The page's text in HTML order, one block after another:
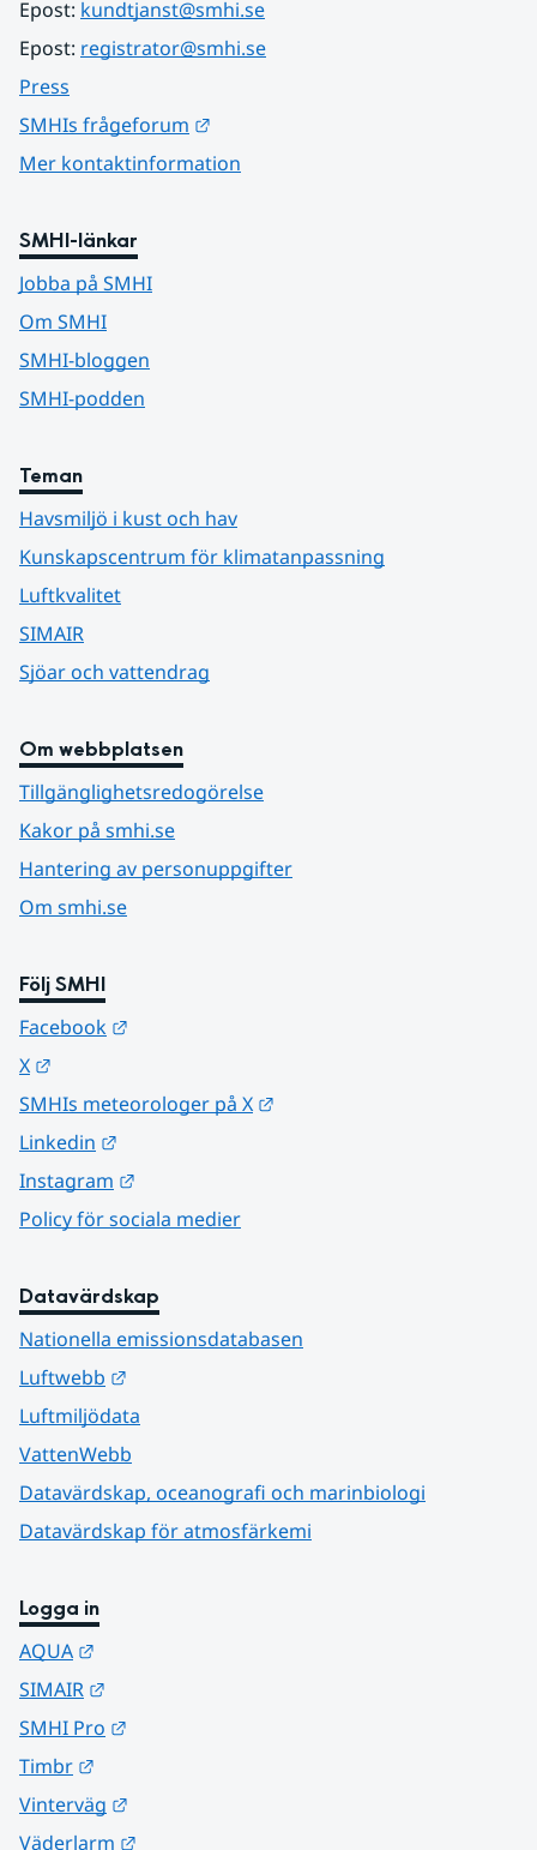
Epost: kundtjanst@smhi.se
Epost: registrator@smhi.se
Press
SMHIs frågeforum
Mer kontaktinformation
SMHI-länkar
Jobba på SMHI
Om SMHI
SMHI-bloggen
SMHI-podden
Teman
Havsmiljö i kust och hav
Kunskapscentrum för klimatanpassning
Luftkvalitet
SIMAIR
Sjöar och vattendrag
Om webbplatsen
Tillgänglighetsredogörelse
Kakor på smhi.se
Hantering av personuppgifter
Om smhi.se
Följ SMHI
Facebook
X
SMHIs meteorologer på X
Linkedin
Instagram
Policy för sociala medier
Datavärdskap
Nationella emissionsdatabasen
Luftwebb
Luftmiljödata
VattenWebb
Datavärdskap, oceanografi och marinbiologi
Datavärdskap för atmosfärkemi
Logga in
AQUA
SIMAIR
SMHI Pro
Timbr
Vinterväg
Väderlarm